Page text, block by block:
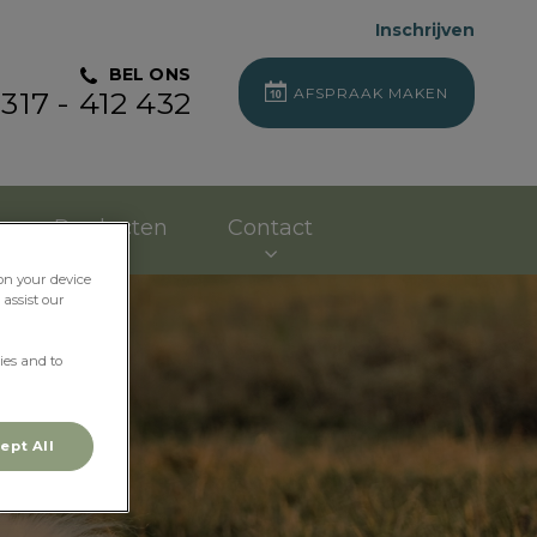
Inschrijven
BEL ONS
- 412 432 AFSPRAAK MAKEN
Producten Contact
your device
our
and to
All